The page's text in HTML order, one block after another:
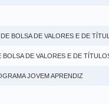
BOLSA DE VALORES E DE
DE VALORES E DE
JOVEM APRENDIZ